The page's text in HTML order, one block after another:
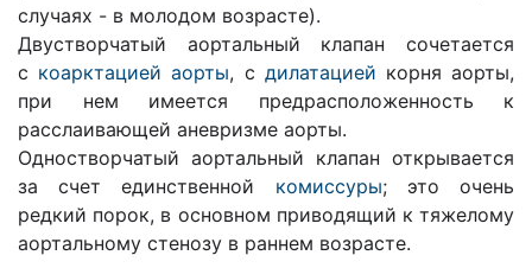
случаях - в молодом возрасте).
Двустворчатый аортальный клапан сочетается
с коарктацией аорты, с дилатацией корня аорты,
при нем имеется предрасположенность к
расслаивающей аневризме аорты.
Одностворчатый аортальный клапан открывается
за счет единственной комиссуры; это очень
редкий порок, в основном приводящий к тяжелому
аортальному стенозу в раннем возрасте.